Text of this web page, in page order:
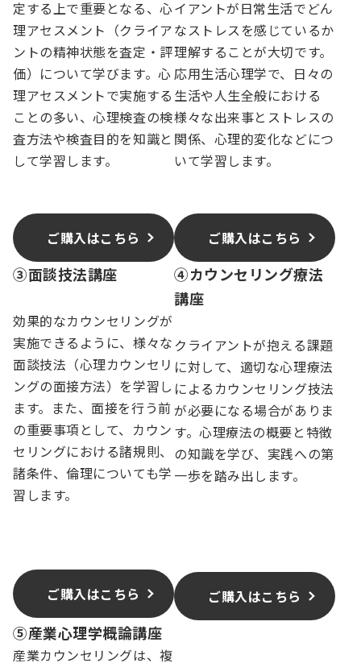
定する上で重要となる、心
理アセスメント（クライア
ントの精神状態を査定・評
価）について学びます。心
理アセスメントで実施する
ことの多い、心理検査の検
査方法や検査目的を知識と
して学習します。
ご購入はこちら
イアントが日常生活でどん
なストレスを感じているか
理解することが大切です。
応用生活心理学で、日々の
生活や人生全般における
様々な出来事とストレスの
関係、心理的変化などにつ
いて学習します。
ご購入はこちら
③面談技法講座
効果的なカウンセリングが
実施できるように、様々な
面談技法（心理カウンセリ
ングの面接方法）を学習し
ます。また、面接を行う前
の重要事項として、カウン
セリングにおける諸規則、
諸条件、倫理についても学
習します。
ご購入はこちら
④カウンセリング療法
講座
クライアントが抱える課題
に対して、適切な心理療法
によるカウンセリング技法
が必要になる場合がありま
す。心理療法の概要と特徴
の知識を学び、実践への第
一歩を踏み出します。
ご購入はこちら
⑤産業心理学概論講座
産業カウンセリングは、複